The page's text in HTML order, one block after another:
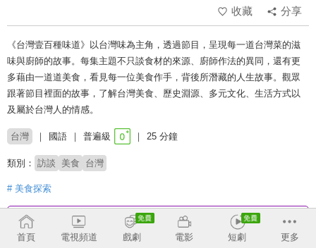
收藏
分享
《台灣壹百種味道》以台灣味為主角，透過節目，呈現每一道台灣菜的滋
味與廚師的故事。每集主題不只談食材的來源、廚師作法的異同，還有更
多藉由一道道美食，看見每一位美食作手，背後所潛藏的人生故事。觀眾
跟著節目裡面的故事，了解台灣美食、歷史淵源、多元文化、生活方式以
及屬於台灣人的情感。
台灣 國語 普遍級 25 分鐘
類別： 訪談 美食 台灣
# 美食探索
收回
首頁
電視頻道 戲劇 電影 短劇 更多